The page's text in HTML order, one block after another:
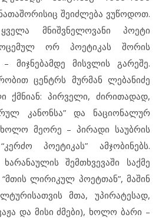
შეიძლება ვუწოდოთ.
მნიშვნელოვანი პოეტი
ორ პოეტიკას შორის
მიჯნებამდე მისვლის გარეშე.
ცენტრს მურმან ლებანიძე
ქმნიან: პირველი, ძირითადად,
კანონსა” და ნაციონალურ
ხოლო მეორე – პირადი საუბრის
პოეტიკას” ამჯობინებს.
შემთხვევაში საქმე
“მთის ლირიკულ პოეტთან”, მაშინ
მთა, უპირატესად,
და მისი ძმები), ხოლო ბარი –